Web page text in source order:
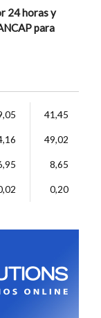
24 horas y
para
41,45
49,02
8,65
0,20